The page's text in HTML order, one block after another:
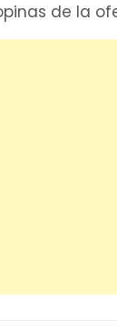
de la